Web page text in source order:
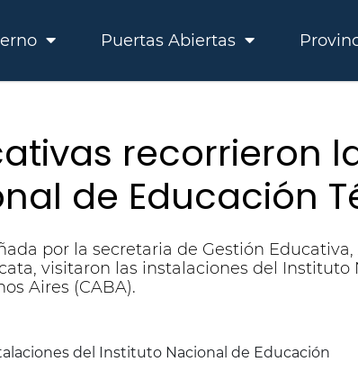
Puertas Abiertas
recorrieron
de Educación
por la secretaria de Gestión
visitaron las instalaciones del Instituto
Aires (CABA).